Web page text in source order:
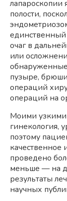
полости,
очаг в
или
пузыре,
операций
операций на
Моими узкими
гинекология,
поэтому
проведено
меньше — на
результаты
научных